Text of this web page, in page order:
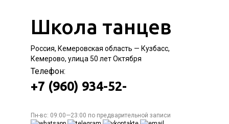
Школа танцев
Россия, Кемеровская область — Кузбасс,
Кемерово, улица 50 лет Октября
Телефон:
+7 (960) 934-52-
Пн-вс: 09:00—23:00 по предварительной записи